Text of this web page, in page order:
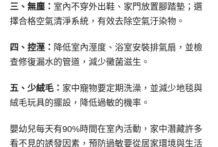
三、無塵： 室內不穿外出鞋、家門放置腳踏墊；選
擇合格空氣清淨系統，有效去除空氣汙染物。
四、控溼： 降低室內溼度、浴室安裝排氣扇，並檢
查修復漏水的管道，減少黴菌滋生。
五、少絨毛： 家中寵物要定期洗澡，並減少地毯與
絨毛玩具的擺設，降低過敏的機率。
嬰幼兒每天有90%時間在室內活動，家中潛藏許多
看不見的誘發因素，預防過敏要從居家環境與生活